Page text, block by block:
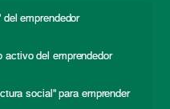
del emprendedor
activo del emprendedor
social” para emprender